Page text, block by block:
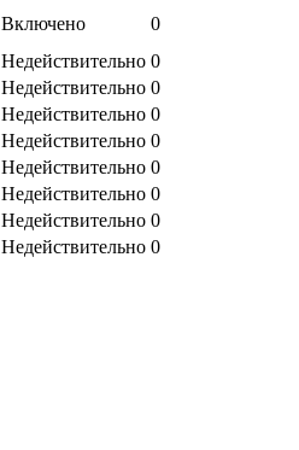
Включено
0
Недействительно 0
Недействительно 0
Недействительно 0
Недействительно 0
Недействительно 0
Недействительно 0
Недействительно 0
Недействительно 0